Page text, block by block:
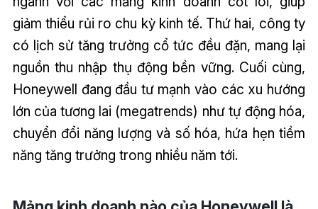
giảm thiểu rủi ro chu kỳ kinh tế. Thứ hai, công ty
có lịch sử tăng trưởng cổ tức đều đặn, mang lại
nguồn thu nhập thụ động bền vững. Cuối cùng,
Honeywell đang đầu tư mạnh vào các xu hướng
lớn của tương lai (megatrends) như tự động hóa,
chuyển đổi năng lượng và số hóa, hứa hẹn tiềm
năng tăng trưởng trong nhiều năm tới.